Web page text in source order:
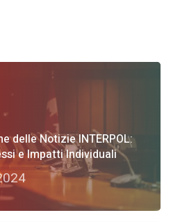
delle Notizie INTERPOL:
e Impatti Individuali